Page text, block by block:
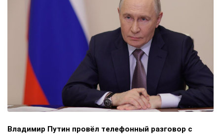
Владимир Путин провёл телефонный разговор с